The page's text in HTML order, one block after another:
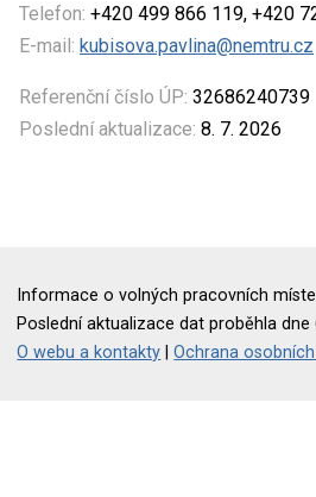
Telefon: +420 499 866 119, +420
E-mail: kubisova.pavlina@nemtru.cz
Referenční číslo ÚP: 32686240739
Poslední aktualizace: 8. 7. 2026
Informace o volných pracovních
Poslední aktualizace dat proběhla dne
O webu a kontakty |Ochrana